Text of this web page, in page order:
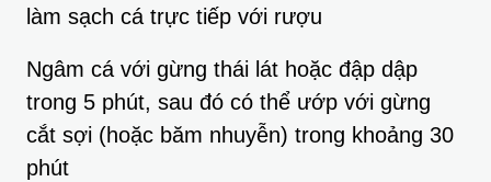
làm sạch cá trực tiếp với rượu
Ngâm cá với gừng thái lát hoặc đập dập
trong 5 phút, sau đó có thể ướp với gừng
cắt sợi (hoặc băm nhuyễn) trong khoảng 30
phút